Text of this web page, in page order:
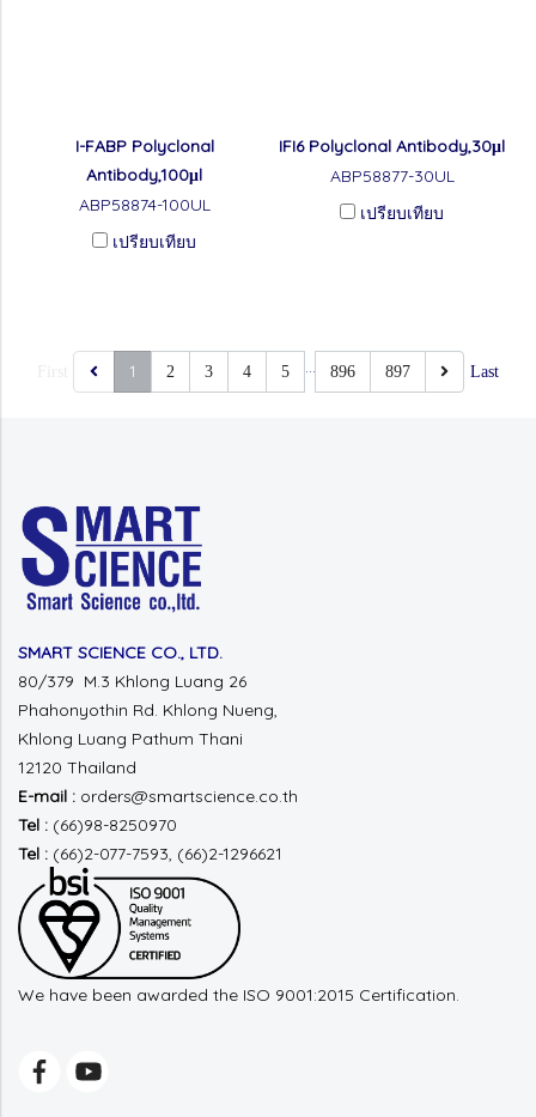
I-FABP Polyclonal
Antibody,100μl
ABP58874-100UL
เปรียบเทียบ
IFI6 Polyclonal Antibody,30μl
ABP58877-30UL
เปรียบเทียบ
1 2 3 4 5 … 896 897 Last
SMART SCIENCE CO., LTD.
80/379 M.3 Khlong Luang 26
Phahonyothin Rd. Khlong Nueng,
Khlong Luang Pathum Thani
12120 Thailand
E-mail : orders@smartscience.co.th
Tel : (66)98-8250970
Tel : (66)2-077-7593, (66)2-1296621
We have been awarded the ISO 9001:2015 Certification.